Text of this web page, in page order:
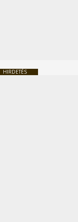
HIRDETÉS